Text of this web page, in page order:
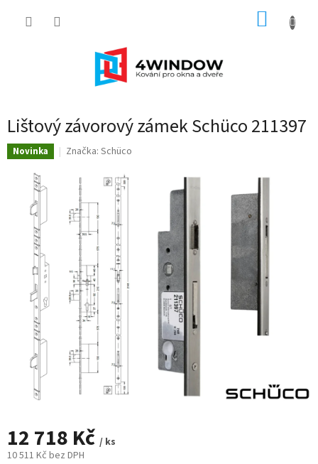
Lištový závorový zámek Schüco 211397
Novinka Značka: Schüco
12 718 Kč / ks
10 511 Kč bez DPH